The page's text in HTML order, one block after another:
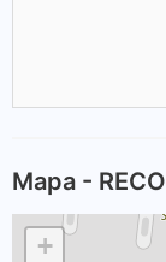
Mapa -
+